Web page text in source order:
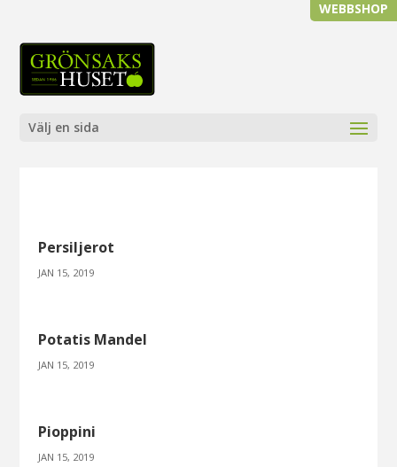
WEBBSHOP
Välj en sida
Persiljerot
JAN 15, 2019
Potatis Mandel
JAN 15, 2019
Pioppini
JAN 15, 2019